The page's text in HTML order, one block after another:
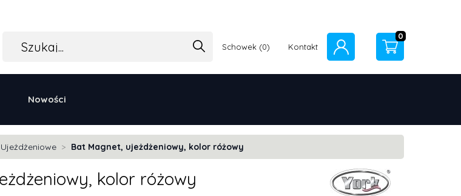
Schowek Kontakt
0
Nowości
Ujeżdżeniowe Bat Magnet, ujeżdżeniowy, kolor różowy
kolor różowy